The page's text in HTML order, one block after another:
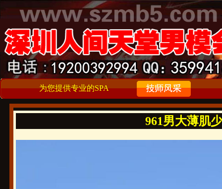
为您提供专业的SPA
961男大薄肌